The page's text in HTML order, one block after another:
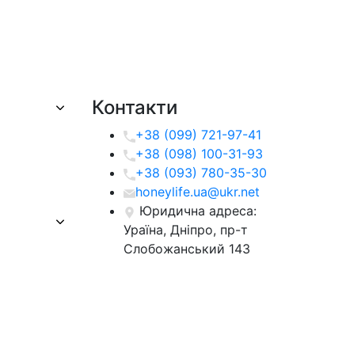
Контакти
+38 (099) 721-97-41
+38 (098) 100-31-93
+38 (093) 780-35-30
honeylife.ua@ukr.net
Юридична адреса:
Ураїна, Дніпро, пр-т
Слобожанський 143